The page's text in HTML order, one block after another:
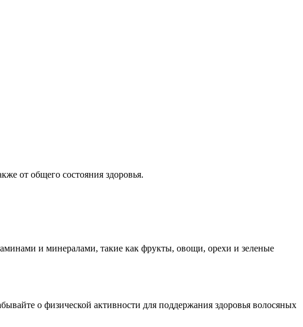
от общего состояния здоровья.
и минералами, такие как фрукты, овощи, орехи и зеленые
о физической активности для поддержания здоровья волосяных